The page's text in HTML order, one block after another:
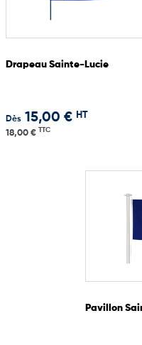
Drapeau Sainte-Lucie
Dès 15,00 € HT
18,00 € TTC
Pavillon